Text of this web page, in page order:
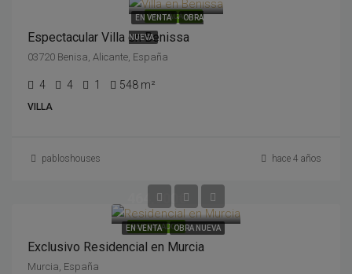
DESTACADOS
EN VENTA OBRA
NUEVA
Espectacular Villa en Benissa
03720 Benisa, Alicante, España
4 4 1 548 m²
VILLA
pabloshouses hace 4 años
DESTACADOS
EN VENTA OBRA NUEVA
464,900€
Exclusivo Residencial en Murcia
Murcia, España